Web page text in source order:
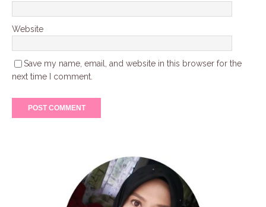
Website
Save my name, email, and website in this browser for the
next time I comment.